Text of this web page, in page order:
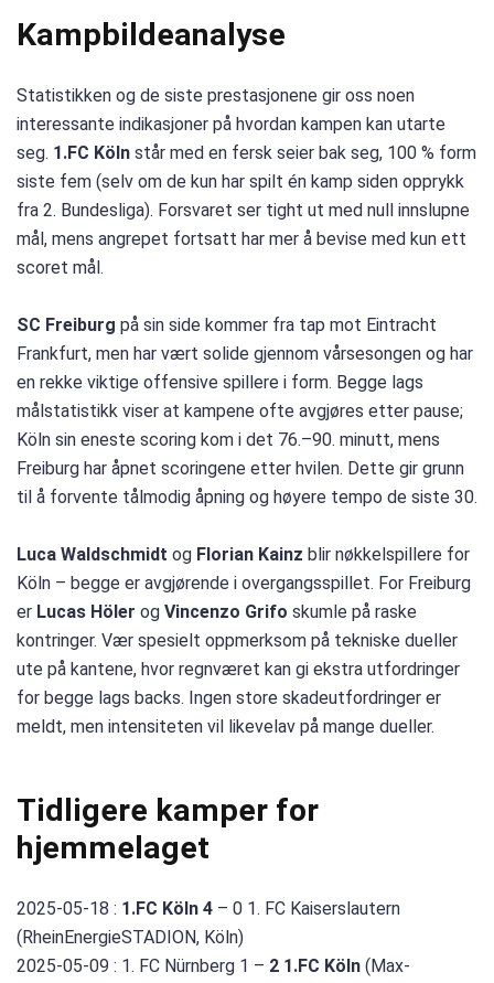
Kampbildeanalyse
Statistikken og de siste prestasjonene gir oss noen
interessante indikasjoner på hvordan kampen kan utarte
seg. 1.FC Köln står med en fersk seier bak seg, 100 % form
siste fem (selv om de kun har spilt én kamp siden opprykk
fra 2. Bundesliga). Forsvaret ser tight ut med null innslupne
mål, mens angrepet fortsatt har mer å bevise med kun ett
scoret mål.
SC Freiburg på sin side kommer fra tap mot Eintracht
Frankfurt, men har vært solide gjennom vårsesongen og har
en rekke viktige offensive spillere i form. Begge lags
målstatistikk viser at kampene ofte avgjøres etter pause;
Köln sin eneste scoring kom i det 76.–90. minutt, mens
Freiburg har åpnet scoringene etter hvilen. Dette gir grunn
til å forvente tålmodig åpning og høyere tempo de siste 30.
Luca Waldschmidt og Florian Kainz blir nøkkelspillere for
Köln – begge er avgjørende i overgangsspillet. For Freiburg
er Lucas Höler og Vincenzo Grifo skumle på raske
kontringer. Vær spesielt oppmerksom på tekniske dueller
ute på kantene, hvor regnværet kan gi ekstra utfordringer
for begge lags backs. Ingen store skadeutfordringer er
meldt, men intensiteten vil likevelav på mange dueller.
Tidligere kamper for
hjemmelaget
2025-05-18 : 1.FC Köln 4 – 0 1. FC Kaiserslautern
(RheinEnergieSTADION, Köln)
2025-05-09 : 1. FC Nürnberg 1 – 2 1.FC Köln (Max-